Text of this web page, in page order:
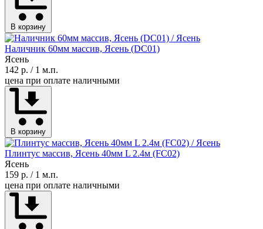
В корзину
Наличник 60мм массив, Ясень (DC01)
Ясень
142 р. / 1 м.п.
цена при оплате наличными
В корзину
Плинтус массив, Ясень 40мм L 2.4м (FC02)
Ясень
159 р. / 1 м.п.
цена при оплате наличными